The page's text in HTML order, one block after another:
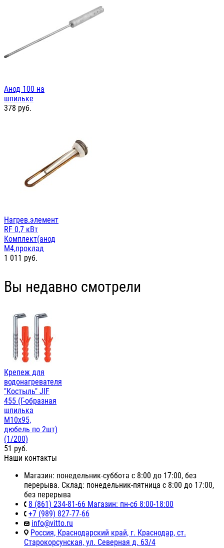
Анод 100 на
шпильке
378 руб.
Нагрев.элемент
RF 0,7 кВт
Комплект(анод
М4,проклад
1 011 руб.
Вы недавно смотрели
Крепеж для
водонагревателя
"Костыль" JIF
455 (Г-образная
шпилька
М10х95,
дюбель по 2шт)
(1/200)
51 руб.
Наши контакты
Магазин: понедельник-суббота с 8:00 до 17:00, без
перерыва. Склад: понедельник-пятница с 8:00 до 17:00,
без перерыва
8 (861) 234-81-66 Магазин: пн-сб 8:00-18:00
+7 (989) 827-77-66
info@vitto.ru
Россия, Краснодарский край, г. Краснодар, ст.
Старокорсунская, ул. Северная д. 63/4